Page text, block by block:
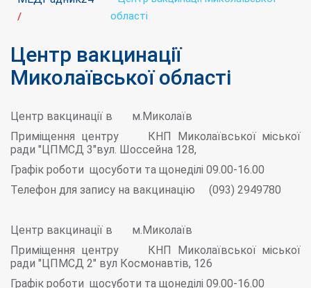
/
області
Центр вакцинації
Миколаївської області
Центр вакцинації в м.Миколаїв
Приміщення центру КНП Миколаївської міської
ради "ЦПМСД 3"вул. Шоссейна 128,
Графік роботи щосуботи та щонеділі 09.00-16.00
Телефон для запису на вакцинацію (093) 2949780
Центр вакцинації в м.Миколаїв
Приміщення центру КНП Миколаївської міської
ради "ЦПМСД 2" вул Космонавтів, 126
Графік роботи щосуботи та щонеділі 09.00-16.00